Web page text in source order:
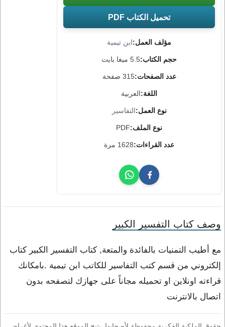
مؤلف العمل:ابن تيمية
حجم الكتاب:5.5 ميغا بايت
عدد الصفحات:315 صفحة
اللغة:العربية
نوع العمل:التفاسير
نوع الملف:PDF
عدد القراءات:1628 مرة
تحميل الكتاب PDF
وصف كتاب التفسير الكبير
مع أطيب التمنيات بالفائدة والمتعة, كتاب التفسير الكبير كتاب
إلكتروني من قسم كتب التفاسير للكاتب ابن تيمية .بامكانك
قراءته اونلاين او تحميله مجاناً على جهازك لتصفحه بدون
اتصال بالانترنت